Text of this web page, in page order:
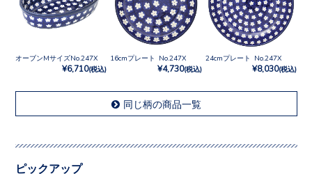
オーブンMサイズNo.247X
¥6,710(税込)
16cmプレート No.247X
¥4,730(税込)
24cmプレート No.247X
¥8,030(税込)
同じ柄の商品一覧
ピックアップ